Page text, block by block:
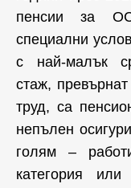
пенсии за
специални
с най-малък
стаж,
труд, са
непълен
голям –
категория